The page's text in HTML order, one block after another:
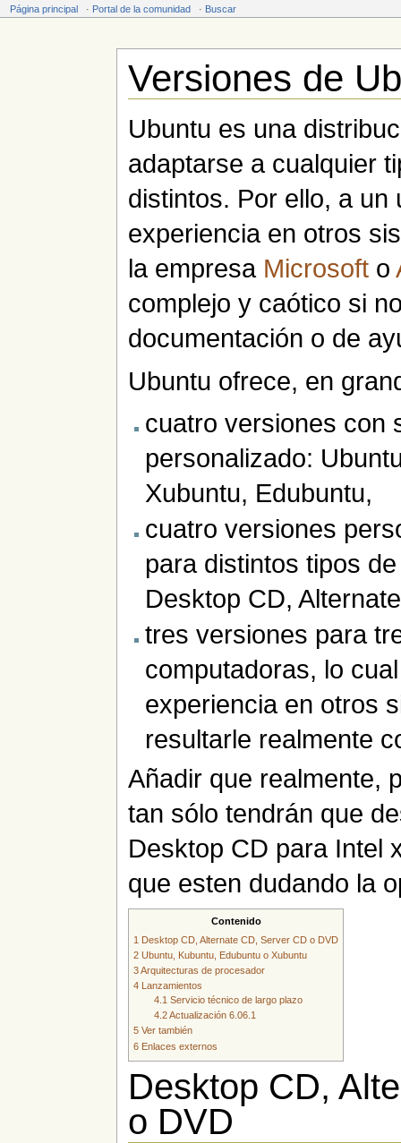
Página principal · Portal de la comunidad · Buscar
Versiones de
Ubuntu es una
adaptarse a cualquier
distintos. Por ello, a
experiencia en otros
la empresa Microsoft o
complejo y caótico si
documentación o de
Ubuntu ofrece, en
cuatro versiones con
personalizado:
Xubuntu, Edubuntu,
cuatro versiones
para distintos tipos
Desktop CD,
tres versiones para
computadoras, lo
experiencia en otros
resultarle realmente
Añadir que realmente,
tan sólo tendrán que
Desktop CD para Intel
que esten dudando la
Contenido
1 Desktop CD, Alternate CD, Server CD o DVD
2 Ubuntu, Kubuntu, Edubuntu o Xubuntu
3Arquitecturas de procesador
4 Lanzamientos
4.1 Servicio técnico de largo plazo
4.2Actualización 6.06.1
5 Ver también
6 Enlaces externos
Desktop CD,
o DVD